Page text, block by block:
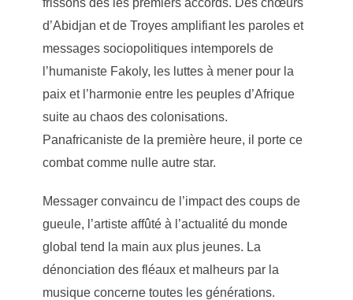
frissons dès les premiers accords. Des chœurs
d’Abidjan et de Troyes amplifiant les paroles et
messages sociopolitiques intemporels de
l’humaniste Fakoly, les luttes à mener pour la
paix et l’harmonie entre les peuples d’Afrique
suite au chaos des colonisations.
Panafricaniste de la première heure, il porte ce
combat comme nulle autre star.
Messager convaincu de l’impact des coups de
gueule, l’artiste affûté à l’actualité du monde
global tend la main aux plus jeunes. La
dénonciation des fléaux et malheurs par la
musique concerne toutes les générations.